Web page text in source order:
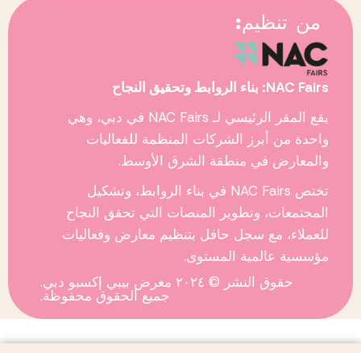
من تنظيم:
NAC Fairs: بناء الروابط وتحقيق النجاح
يقع المقر الرئيسي لـ NAC Fairs في دبي، وهي
واحدة من أبرز الشركات المنظمة للفعاليات
والمعارض في منطقة الشرق الأوسط.
تختص NAC Fairs في بناء الروابط، وتشكيل
المجتمعات، وتطوير المنصات التي تحقق النجاح
للعملاء، مع سجل حافل بتنظيم معارض وفعاليات
مؤسسية عالمية المستوى.
حقوق النشر © ٢٠٢٤ معرض بيبي إكسبو دبي.
جميع الحقوق محفوظة.